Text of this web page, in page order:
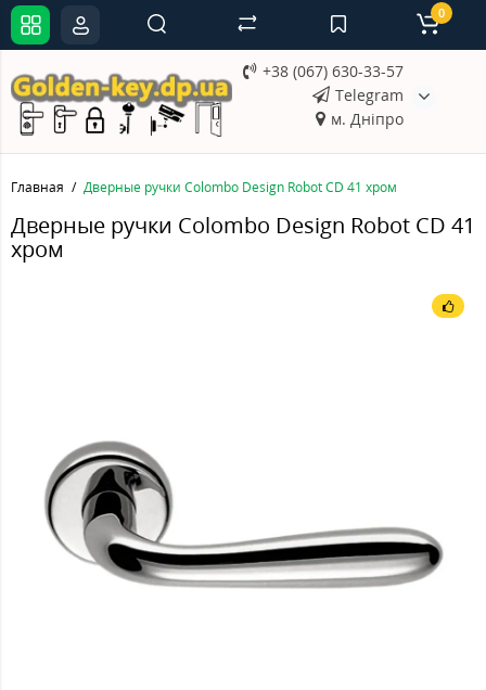
+38 (067) 630-33-57
Telegram
м. Дніпро
0
Главная Дверные ручки Colombo Design Robot CD 41 хром
Дверные ручки Colombo Design Robot CD 41
хром